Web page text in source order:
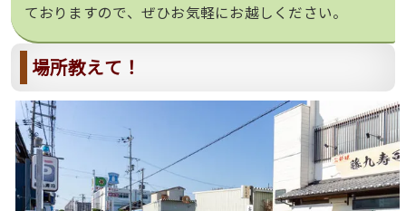
ておりますので、ぜひお気軽にお越しください。
場所教えて！